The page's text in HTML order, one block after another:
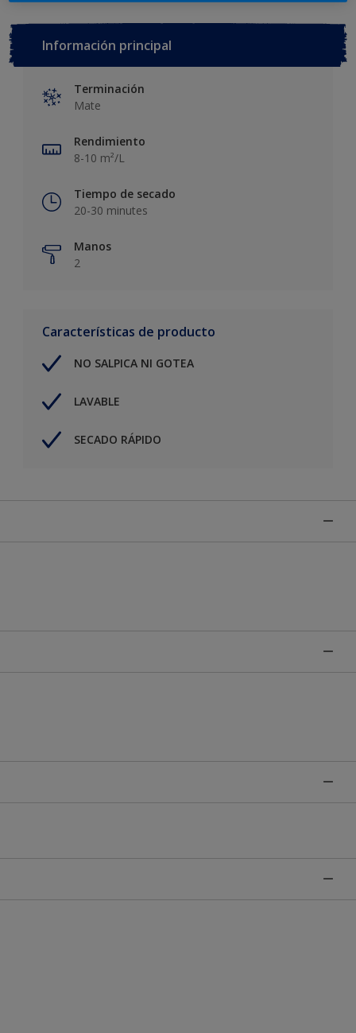
Información principal
Terminación
Mate
Rendimiento
8-10 m²/L
Tiempo de secado
20-30 minutes
Manos
2
Características de producto
NO SALPICA NI GOTEA
LAVABLE
SECADO RÁPIDO